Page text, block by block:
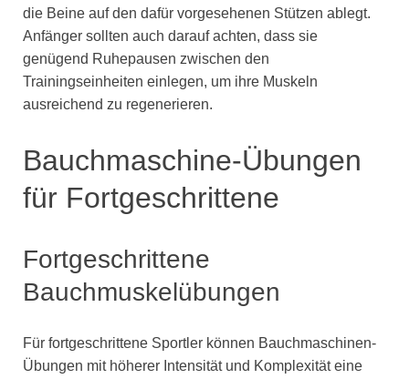
die Beine auf den dafür vorgesehenen Stützen ablegt.
Anfänger sollten auch darauf achten, dass sie
genügend Ruhepausen zwischen den
Trainingseinheiten einlegen, um ihre Muskeln
ausreichend zu regenerieren.
Bauchmaschine-Übungen
für Fortgeschrittene
Fortgeschrittene
Bauchmuskelübungen
Für fortgeschrittene Sportler können Bauchmaschinen-
Übungen mit höherer Intensität und Komplexität eine